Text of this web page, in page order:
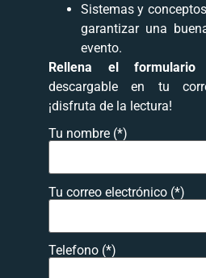
Sistemas y
garantizar una
evento.
Rellena el formulario
descargable en tu
¡disfruta de la lectura!
Tu nombre (*)
Tu correo electrónico (*)
Telefono (*)